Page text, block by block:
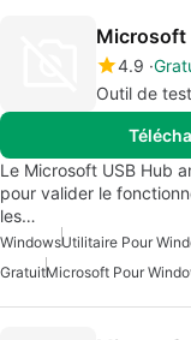
Microsoft
4.9
Outil de
Le Microsoft USB Hub
pour valider le
les…
WindowsUtilitaire Pour
GratuitMicrosoft Pour